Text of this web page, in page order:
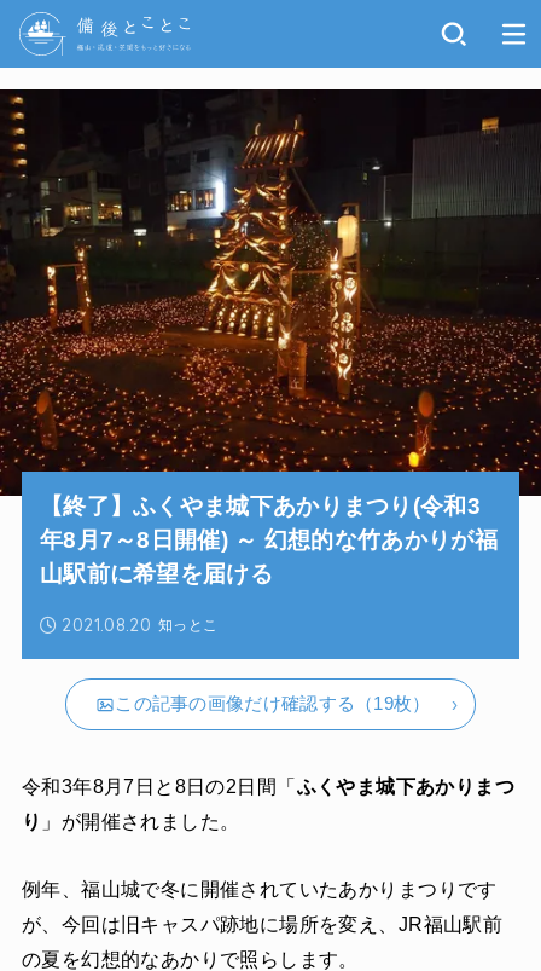
知っとこ
2021.08.20
【終了】ふくやま城下あかりまつり(令和3
年8月7～8日開催) ～ 幻想的な竹あかりが福
山駅前に希望を届ける
この記事の画像だけ確認する（19枚）
令和3年8月7日と8日の2日間「 ふくやま城下あかりまつ
り 」が開催されました。
例年、福山城で冬に開催されていたあかりまつりです
が、今回は旧キャスパ跡地に場所を変え、JR福山駅前
の夏を幻想的なあかりで照らします。